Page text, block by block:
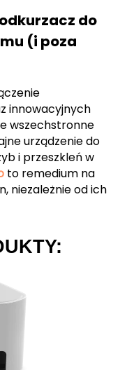
do
(i poza
innowacyjnych
wszechstronne
urządzenie do
i przeszkleń w
to remedium na
niezależnie od ich